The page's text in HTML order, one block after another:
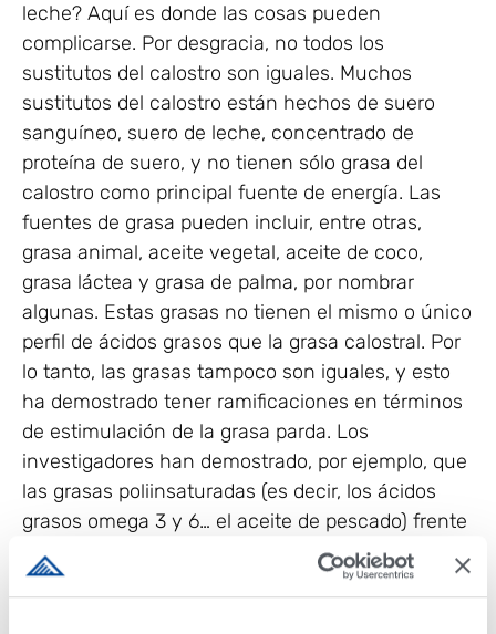
leche? Aquí es donde las cosas pueden
complicarse. Por desgracia, no todos los
sustitutos del calostro son iguales. Muchos
sustitutos del calostro están hechos de suero
sanguíneo, suero de leche, concentrado de
proteína de suero, y no tienen sólo grasa del
calostro como principal fuente de energía. Las
fuentes de grasa pueden incluir, entre otras,
grasa animal, aceite vegetal, aceite de coco,
grasa láctea y grasa de palma, por nombrar
algunas. Estas grasas no tienen el mismo o único
perfil de ácidos grasos que la grasa calostral. Por
lo tanto, las grasas tampoco son iguales, y esto
ha demostrado tener ramificaciones en términos
de estimulación de la grasa parda. Los
investigadores han demostrado, por ejemplo, que
las grasas poliinsaturadas (es decir, los ácidos
grasos omega 3 y 6… el aceite de pescado) frente
a las grasas saturadas (sebo, grasa animal,
mantequilla, etc.) tienen efectos tanto de